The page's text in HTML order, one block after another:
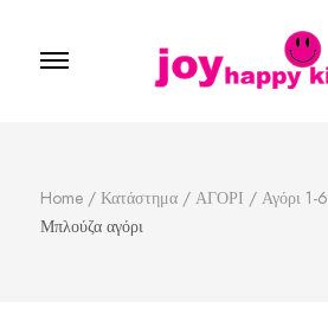
Home / Κατάστημα / ΑΓΟΡΙ / Αγόρι 1-6
Μπλούζα αγόρι